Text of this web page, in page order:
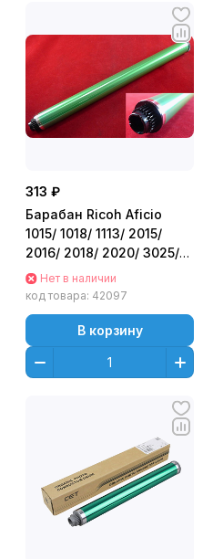
313 ₽
Барабан Ricoh Aficio
1015/ 1018/ 1113/ 2015/
2016/ 2018/ 2020/ 3025/
3030/ MP 1500/ 1600/
1900/ 2000/ 2352 Лайт
Нет в наличии
код товара: 42097
В корзину